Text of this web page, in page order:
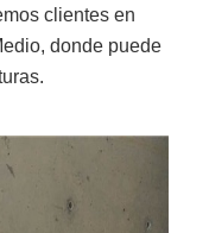
clientes en
donde puede